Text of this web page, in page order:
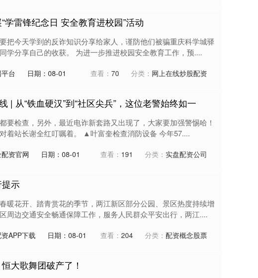
学雷锋纪念日 安全教育进校园”活动
把今天学到的反诈知识分享给家人，谨防他们被骗重庆科学城驿
学分享自己的收获。 为进一步推进校园安全教育工作，预....
台 日期：08-01 查看： 70 分类： 网上在线炒股配资
| 从“铁血硬汉”到“社区尖兵”，这位老警始终如一
要检查，另外，最近电诈新套路又出现了，大家要加强警惕哈！
着站长谢全红叮嘱着。 ▲叶富奎检查消防设备 今年57....
资官网 日期：08-01 查看： 191 分类： 实盘配资公司
示
暖花开、踏青赏花的季节，两江新区部分公园、景区热度持续增
周边交通安全畅通保障工作，服务人民群众平安出行，两江....
APP下载 日期：08-01 查看： 204 分类： 配资概念股票
大歌舞团破产了！